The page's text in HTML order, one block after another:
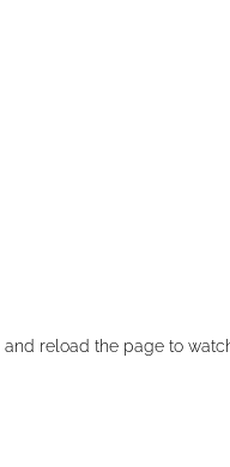
and reload the page to